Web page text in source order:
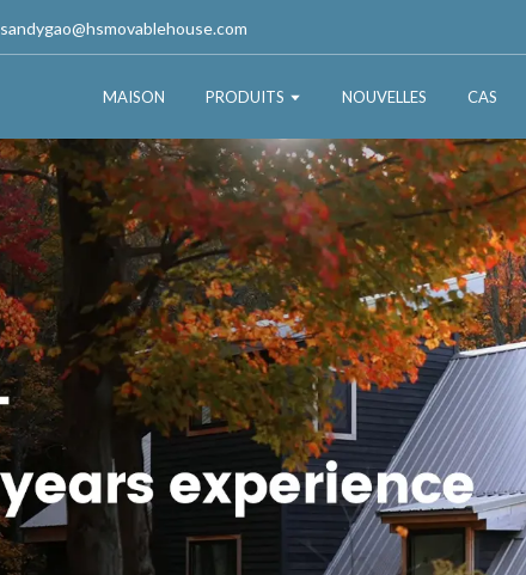
sandygao@hsmovablehouse.com
MAISON PRODUITS NOUVELLES CAS